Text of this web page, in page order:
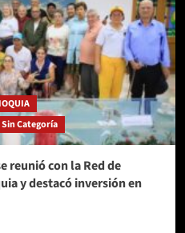
Sin Categoría
reunió con la Red de
y destacó inversión en